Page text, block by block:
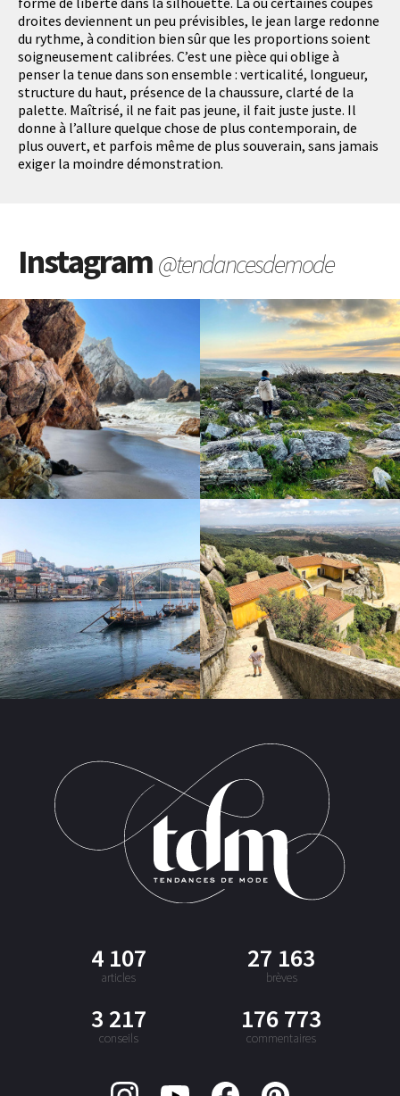
droites deviennent un peu prévisibles, le jean large redonne
du rythme, à condition bien sûr que les proportions soient
soigneusement calibrées. C’est une pièce qui oblige à
penser la tenue dans son ensemble : verticalité, longueur,
structure du haut, présence de la chaussure, clarté de la
palette. Maîtrisé, il ne fait pas jeune, il fait juste juste. Il
donne à l’allure quelque chose de plus contemporain, de
plus ouvert, et parfois même de plus souverain, sans jamais
exiger la moindre démonstration.
Instagram@tendancesdemode
4 107
articles
27 163
brèves
3 217
conseils
176 773
commentaires